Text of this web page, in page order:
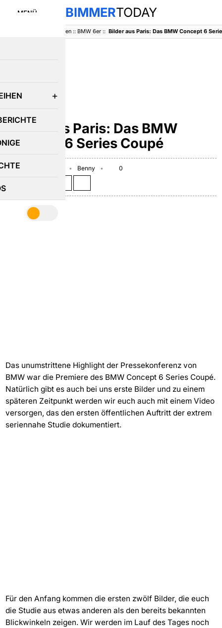
MENÜ BIMMERTODAY
Baureihen:: BMW 6er:: Bilder aus Paris: Das BMW Concept 6
Bilder aus Paris: Das BMW
Concept 6 Series Coupé
September 30, 2010 Benny
0
Das unumstrittene Highlight der Pressekonferenz von
BMW war die Premiere des BMW Concept 6 Series Coupé.
Natürlich gibt es auch bei uns erste Bilder und zu einem
späteren Zeitpunkt werden wir euch auch mit einem Video
versorgen, das den ersten öffentlichen Auftritt der extrem
seriennahe Studie dokumentiert.
Für den Anfang kommen die ersten zwölf Bilder, die euch
die Studie aus etwas anderen als den bereits bekannten
Blickwinkeln zeigen. Wir werden im Lauf des Tages noch